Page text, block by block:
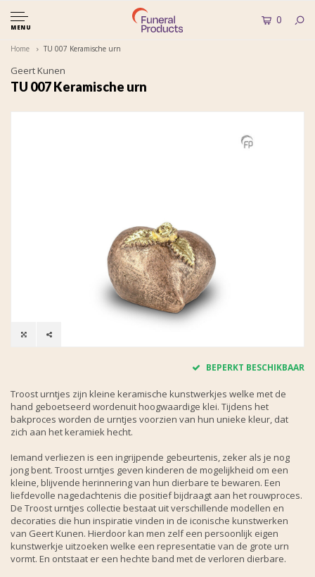
MENU
0
Home TU 007 Keramische urn
Geert Kunen
TU 007 Keramische urn
BEPERKT BESCHIKBAAR
Troost urntjes zijn kleine keramische kunstwerkjes welke met de
hand geboetseerd wordenuit hoogwaardige klei. Tijdens het
bakproces worden de urntjes voorzien van hun unieke kleur, dat
zich aan het keramiek hecht.
Iemand verliezen is een ingrijpende gebeurtenis, zeker als je nog
jong bent. Troost urntjes geven kinderen de mogelijkheid om een
kleine, blijvende herinnering van hun dierbare te bewaren. Een
liefdevolle nagedachtenis die positief bijdraagt aan het rouwproces.
De Troost urntjes collectie bestaat uit verschillende modellen en
decoraties die hun inspiratie vinden in de iconische kunstwerken
van Geert Kunen. Hierdoor kan men zelf een persoonlijk eigen
kunstwerkje uitzoeken welke een representatie van de grote urn
vormt. En ontstaat er een hechte band met de verloren dierbare.